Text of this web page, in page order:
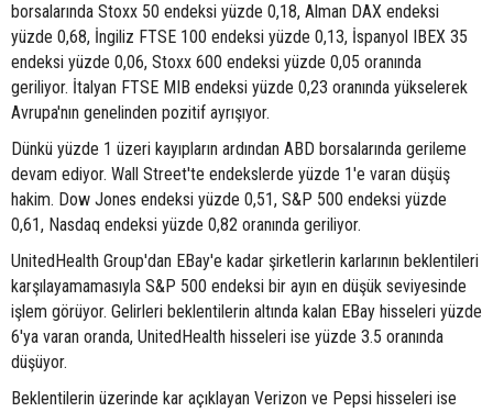
borsalarında Stoxx 50 endeksi yüzde 0,18, Alman DAX endeksi
yüzde 0,68, İngiliz FTSE 100 endeksi yüzde 0,13, İspanyol IBEX 35
endeksi yüzde 0,06, Stoxx 600 endeksi yüzde 0,05 oranında
geriliyor. İtalyan FTSE MIB endeksi yüzde 0,23 oranında yükselerek
Avrupa'nın genelinden pozitif ayrışıyor.
Dünkü yüzde 1 üzeri kayıpların ardından ABD borsalarında gerileme
devam ediyor. Wall Street'te endekslerde yüzde 1'e varan düşüş
hakim. Dow Jones endeksi yüzde 0,51, S&P 500 endeksi yüzde
0,61, Nasdaq endeksi yüzde 0,82 oranında geriliyor.
UnitedHealth Group'dan EBay'e kadar şirketlerin karlarının beklentileri
karşılayamamasıyla S&P 500 endeksi bir ayın en düşük seviyesinde
işlem görüyor. Gelirleri beklentilerin altında kalan EBay hisseleri yüzde
6'ya varan oranda, UnitedHealth hisseleri ise yüzde 3.5 oranında
düşüyor.
Beklentilerin üzerinde kar açıklayan Verizon ve Pepsi hisseleri ise